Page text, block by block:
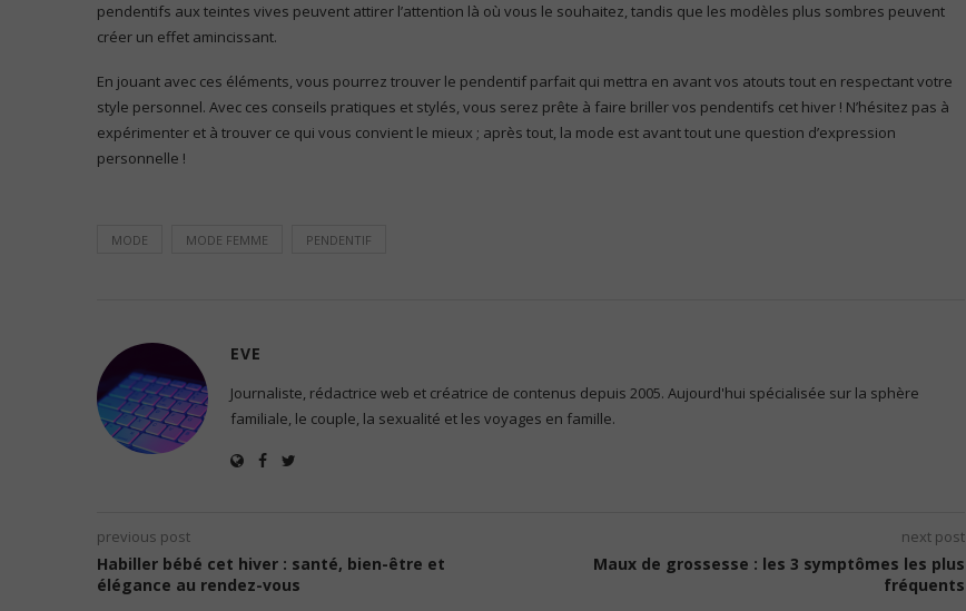
pendentifs aux teintes vives peuvent attirer l’attention là où vous le souhaitez, tandis que les modèles plus sombres peuvent
créer un effet amincissant.
En jouant avec ces éléments, vous pourrez trouver le pendentif parfait qui mettra en avant vos atouts tout en respectant votre
style personnel. Avec ces conseils pratiques et stylés, vous serez prête à faire briller vos pendentifs cet hiver ! N’hésitez pas à
expérimenter et à trouver ce qui vous convient le mieux ; après tout, la mode est avant tout une question d’expression
personnelle !
MODE MODE FEMME PENDENTIF
EVE
Journaliste, rédactrice web et créatrice de contenus depuis 2005. Aujourd'hui spécialisée sur la sphère
familiale, le couple, la sexualité et les voyages en famille.
previous post
Habiller bébé cet hiver : santé, bien-être et
élégance au rendez-vous
next post
Maux de grossesse : les 3 symptômes les plus
fréquents